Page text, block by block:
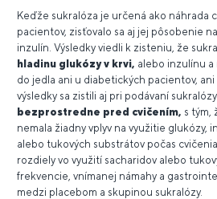
Keďže sukralóza je určená ako náhrada
pacientov, zisťovalo sa aj jej pôsobenie
inzulín. Výsledky viedli k zisteniu, že
hladinu glukózy v krvi, alebo inzulínu a
do jedla ani u diabetických pacientov,
výsledky sa zistili aj pri podávaní sukralózy
bezprostredne pred cvičením, s tým,
nemala žiadny vplyv na využitie glukózy,
alebo tukových substrátov počas
rozdiely vo využití sacharidov alebo
frekvencie, vnímanej námahy a
medzi placebom a skupinou sukralózy.